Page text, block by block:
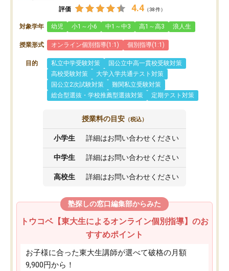
評価 4.4 （38件）
対象学年 幼児 小1～小6 中1～中3 高1～高3 浪人生
授業形式 オンライン個別指導(1:1) 個別指導(1:1)
目的 私立中学受験対策
国公立中高一貫校受験対策
高校受験対策
大学入学共通テスト対策
国公立2次試験対策
難関私立受験対策
総合型選抜・学校推薦型選抜対策
定期テスト対策
授業料の目安 （税込）
小学生 詳細はお問い合わせください
中学生 詳細はお問い合わせください
高校生 詳細はお問い合わせください
塾探しの窓口編集部からみた
トウコベ【東大生によるオンライン個別指導】のお
すすめポイント
お子様に合った東大生講師が選べて破格の月額
9,900円から！